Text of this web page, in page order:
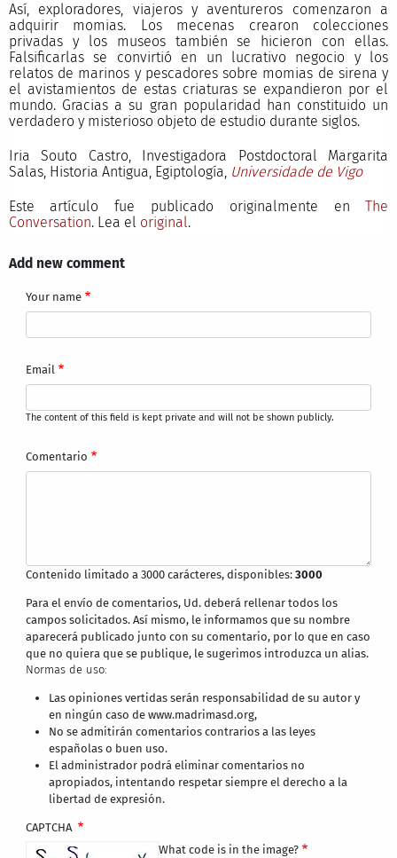
Así, exploradores, viajeros y aventureros comenzaron a
adquirir momias. Los mecenas crearon colecciones
privadas y los museos también se hicieron con ellas.
Falsificarlas se convirtió en un lucrativo negocio y los
relatos de marinos y pescadores sobre momias de sirena y
el avistamientos de estas criaturas se expandieron por el
mundo. Gracias a su gran popularidad han constituido un
verdadero y misterioso objeto de estudio durante siglos.
Iria Souto Castro, Investigadora Postdoctoral Margarita
Salas, Historia Antigua, Egiptología, Universidade de Vigo
Este artículo fue publicado originalmente enThe
Conversation. Lea el original.
Add new comment
Your name
Email
The content of this field is kept private and will not be shown publicly.
Comentario
Contenido limitado a 3000 carácteres, disponibles:3000
Para el envío de comentarios, Ud. deberá rellenar todos los
campos solicitados. Así mismo, le informamos que su nombre
aparecerá publicado junto con su comentario, por lo que en caso
que no quiera que se publique, le sugerimos introduzca un alias.
Normas de uso:
Las opiniones vertidas serán responsabilidad de su autor y
en ningún caso de www.madrimasd.org,
No se admitirán comentarios contrarios a las leyes
españolas o buen uso.
El administrador podrá eliminar comentarios no
apropiados, intentando respetar siempre el derecho a la
libertad de expresión.
CAPTCHA
What code is in the image?